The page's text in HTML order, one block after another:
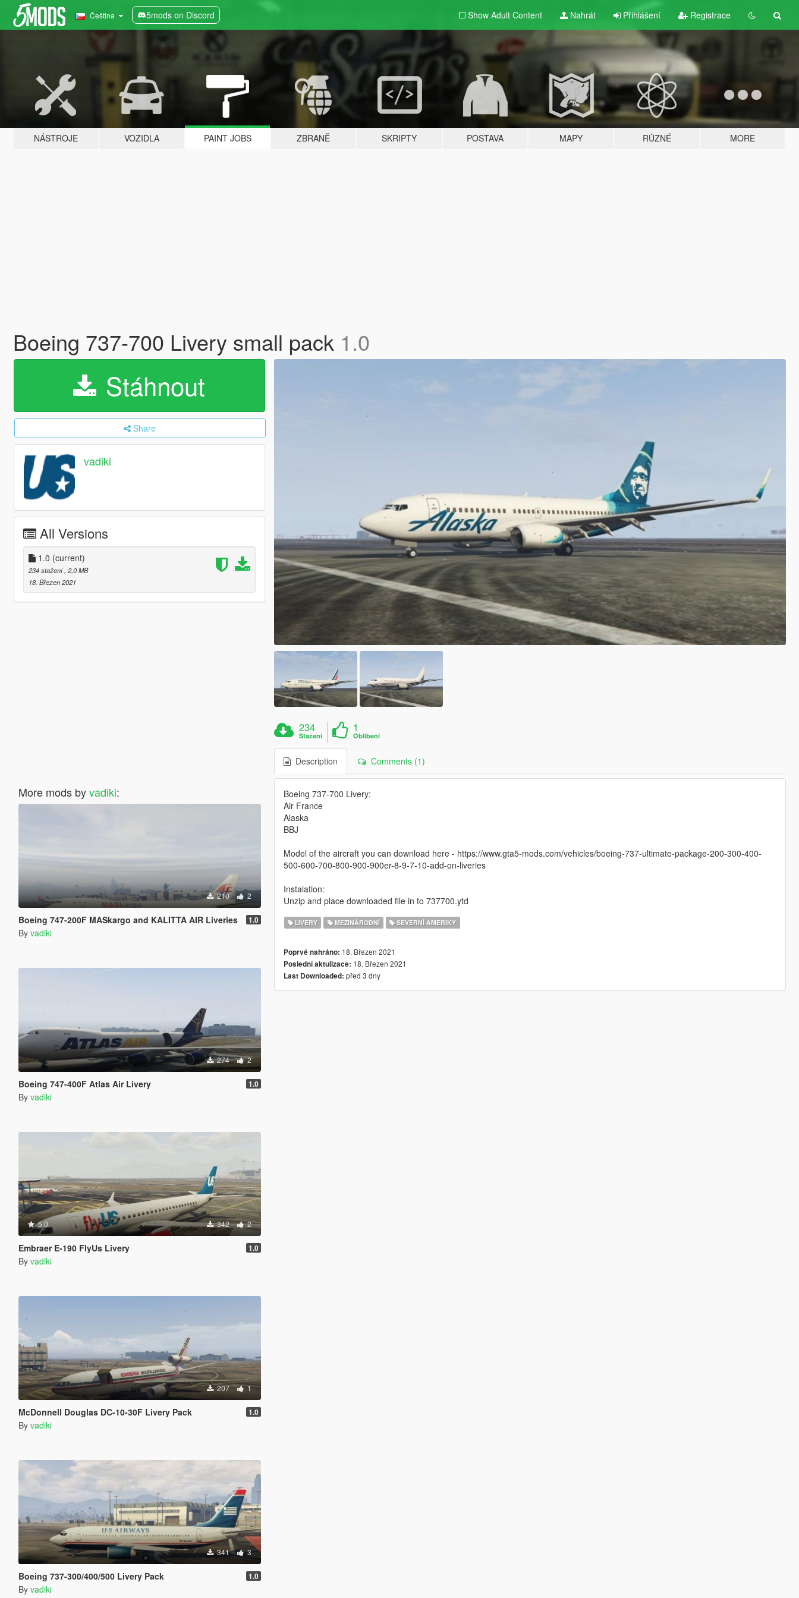
Čeština 5mods on Discord Show Adult Content Nahrát Přihlášení Registrace
NÁSTROJE VOZIDLA PAINT JOBS ZBRANĚ SKRIPTY POSTAVA MAPY RŮZNÉ MORE
Boeing 737-700 Livery small pack 1.0
Stáhnout
Share
vadiki
All Versions
1.0 (current)
234 stažení , 2,0 MB
18. Březen 2021
More mods byvadiki:
210 2
Boeing 747-200F MASkargo and KALITTA AIR Liveries 1.0
By vadiki
274 2
Boeing 747-400F Atlas Air Livery 1.0
By vadiki
5.0 342 2
Embraer E-190 FlyUs Livery 1.0
By vadiki
207 1
McDonnell Douglas DC-10-30F Livery Pack 1.0
By vadiki
341 3
Boeing 737-300/400/500 Livery Pack 1.0
By vadiki
234
Stažení
1
Oblíbení
Description Comments (1)
Boeing 737-700 Livery:
Air France
Alaska
BBJ
Model of the aircraft you can download here - https://www.gta5-mods.com/vehicles/boeing-737-ultimate-package-200-300-400-
500-600-700-800-900-900er-8-9-7-10-add-on-liveries
Instalation:
Unzip and place downloaded file in to 737700.ytd
LIVERY MEZINÁRODNÍ SEVERNÍ AMERIKY
Poprvé nahráno: 18. Březen 2021
Poslední aktulizace: 18. Březen 2021
Last Downloaded: před 3 dny